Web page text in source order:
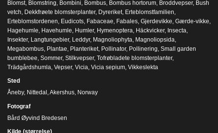
Blomst Blomstring Bombini Bombus Bombus hortorum Broddvepser, Bush
vetch Dekkfrøete blomsterplanter, Dyreriket Erteblomstfamilien
Erteblomstordenen Eudicots Fabaceae Fabales Gjerdevikke Gærde-vikke
Hagehumle Havehumle Humler, Hymenoptera Häckvicker, Insecta
Insekter, Langtungebier, Leddyr, Magnoliophyta Magnoliopsida
Megabombus Plantae Planteriket Pollinator, Pollinering Small garden
bumblebee Sommer, Stilkvepser, Tofrøbladete blomsterplanter,
Trädgårdshumla Vepser, Vicia Vicia sepium Vikkeslekta
Sted
Åneby, Nittedal, Akershus, Norway
Fotograf
Bård Øyvind Bredesen
Kilde (størrelse)